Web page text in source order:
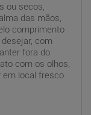
ou secos,
das mãos,
comprimento
com
fora do
com os olhos,
em local fresco